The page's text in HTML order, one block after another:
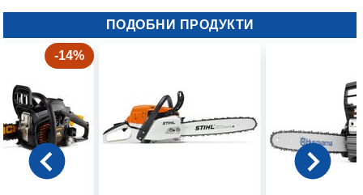
ПОДОБНИ ПРОДУКТИ
-14%